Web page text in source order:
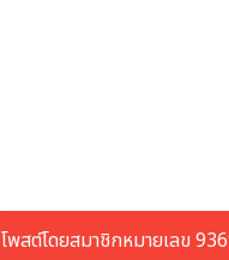
โพสต์โดยสมาชิกหมายเลข